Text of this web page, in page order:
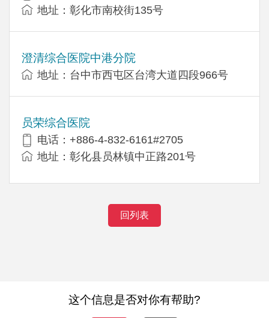
地址：彰化市南校街135号
澄清综合医院中港分院
地址：台中市西屯区台湾大道四段966号
员荣综合医院
电话：+886-4-832-6161#2705
地址：彰化县员林镇中正路201号
回列表
这个信息是否对你有帮助?